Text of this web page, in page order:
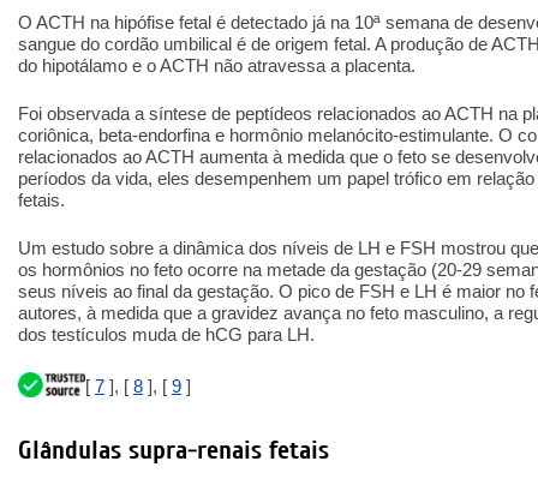
O ACTH na hipófise fetal é detectado já na 10ª semana de
sangue do cordão umbilical é de origem fetal. A produção de
do hipotálamo e o ACTH não atravessa a placenta.
Foi observada a síntese de peptídeos relacionados ao ACTH na
coriônica, beta-endorfina e hormônio melanócito-estimulante. O
relacionados ao ACTH aumenta à medida que o feto se
períodos da vida, eles desempenhem um papel trófico em
fetais.
Um estudo sobre a dinâmica dos níveis de LH e FSH mostrou
os hormônios no feto ocorre na metade da gestação (20-29
seus níveis ao final da gestação. O pico de FSH e LH é maior no
autores, à medida que a gravidez avança no feto masculino, a
dos testículos muda de hCG para LH.
[ 7 ], [ 8 ], [ 9 ]
Glândulas supra-renais fetais